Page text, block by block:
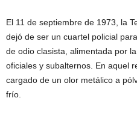
El 11 de septiembre de 1973, la
dejó de ser un cuartel policial
de odio clasista, alimentada por
oficiales y subalternos. En aquel
cargado de un olor metálico a
frío.